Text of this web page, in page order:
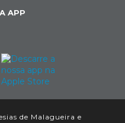
APP
de Malagueira e